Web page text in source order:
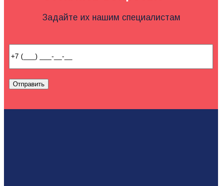
Задайте их нашим специалистам
Отправить